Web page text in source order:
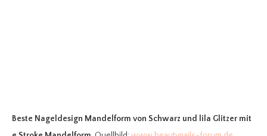
Beste Nageldesign Mandelform von Schwarz und lila Glitzer mit